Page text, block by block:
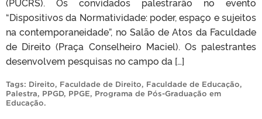
“Dispositivos da Normatividade: poder, espaço e sujeitos
na contemporaneidade”, no Salão de Atos da Faculdade
de Direito (Praça Conselheiro Maciel). Os palestrantes
desenvolvem pesquisas no campo da […]
Tags: Direito, Faculdade de Direito, Faculdade de Educação,
Palestra, PPGD, PPGE, Programa de Pós-Graduação em
Educação.